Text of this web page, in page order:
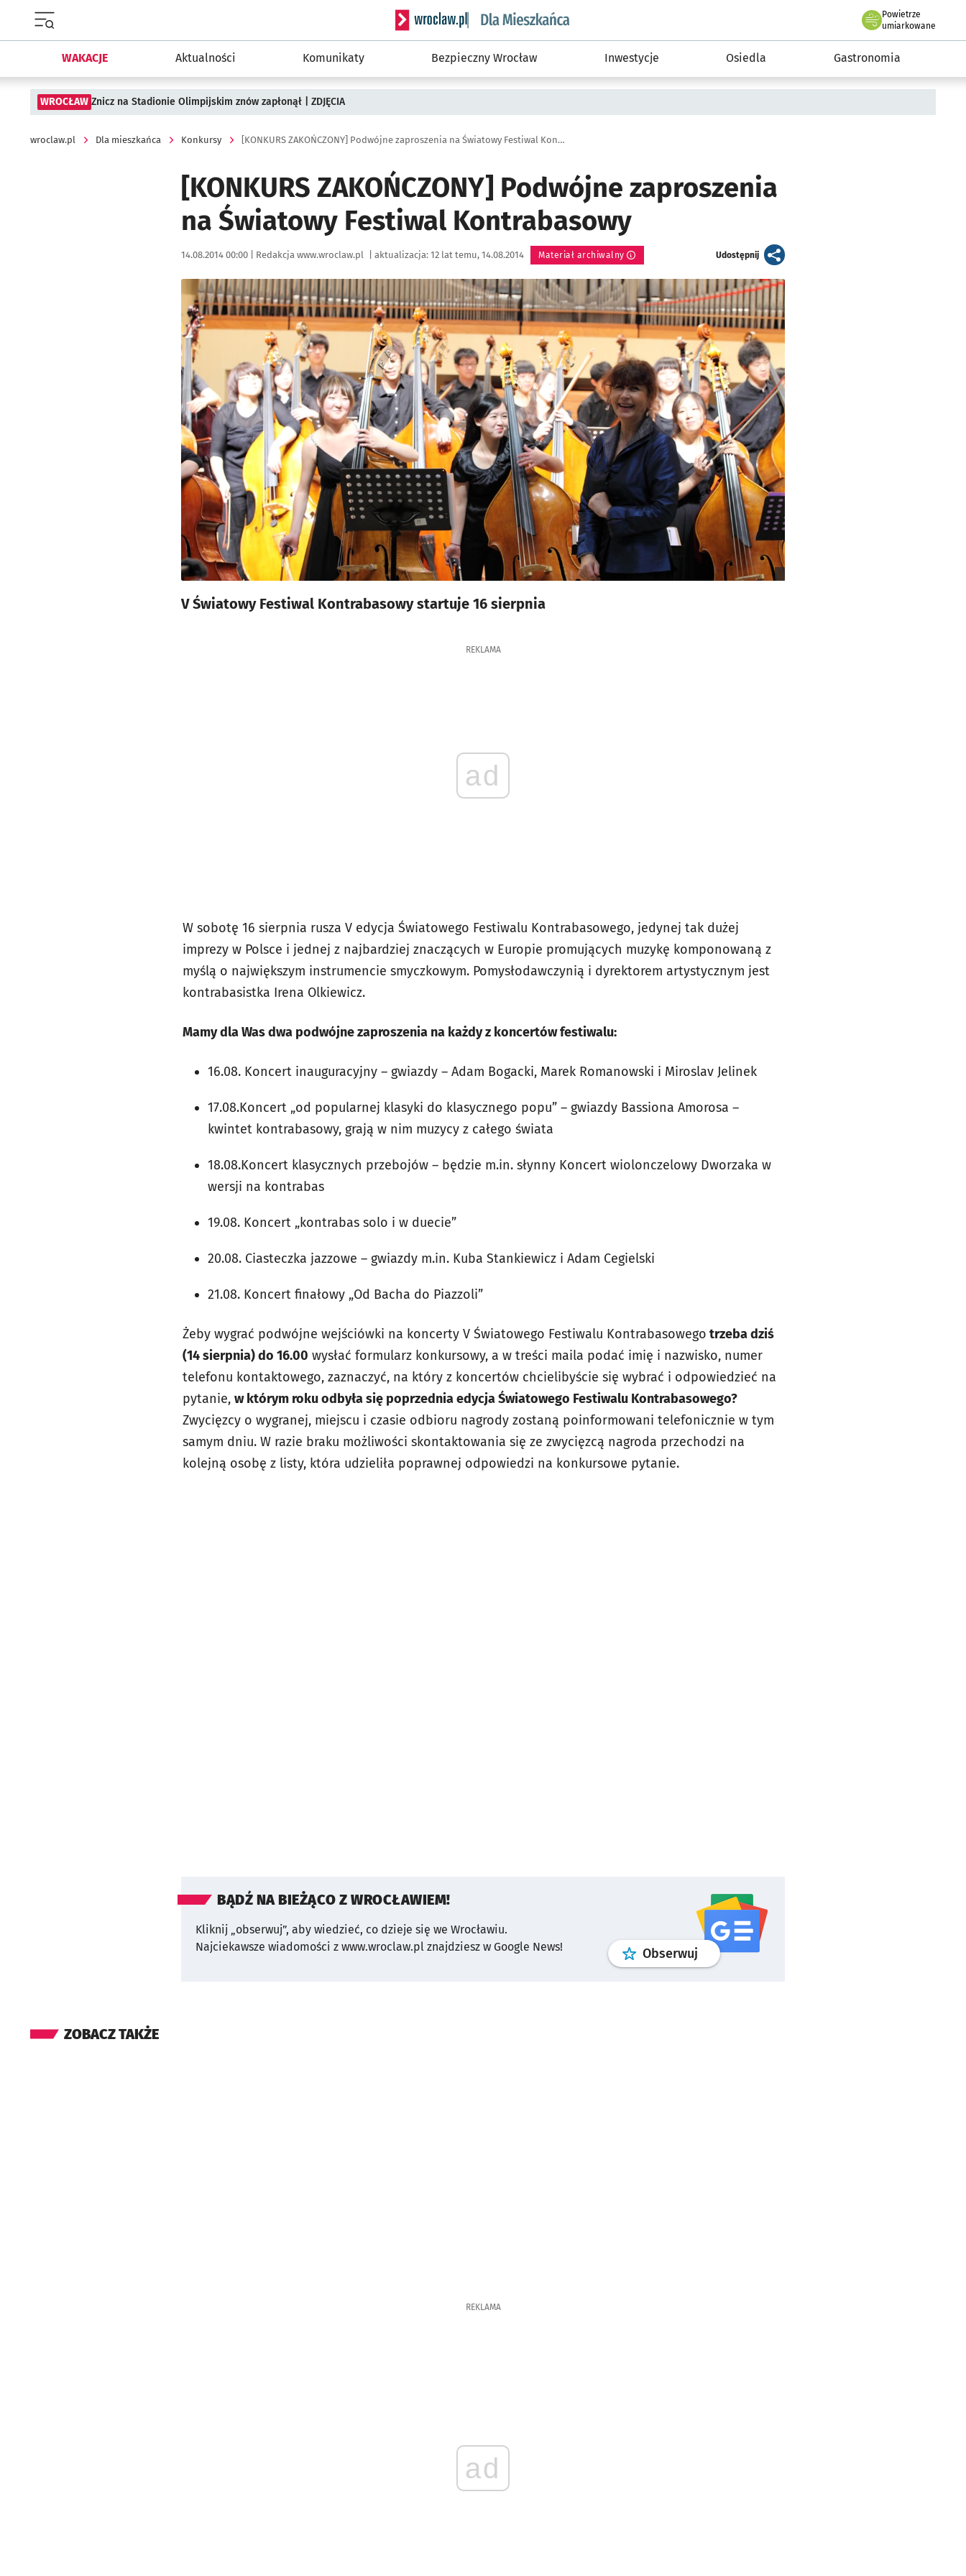
Serwis informacyjny wroclaw.pl podserwis: Dla mieszkańca
Powietrze
we Wrocławiu
umiarkowane
WAKACJE Aktualności Komunikaty Bezpieczny Wrocław Inwestycje Osiedla Gastronomia
WROCŁAW Znicz na Stadionie Olimpijskim znów zapłonął | ZDJĘCIA
wroclaw.pl Dla mieszkańca Konkursy [KONKURS ZAKOŃCZONY] Podwójne zaproszenia na Światowy Festiwal Kontrabasowy
[KONKURS ZAKOŃCZONY] Podwójne zaproszenia
na Światowy Festiwal Kontrabasowy
Data publikacji:
14.08.2014 00:00 | Autor:
Redakcja www.wroclaw.pl aktualizacja: 12 lat temu, 14.08.2014 Materiał archiwalny Udostępnijartykuł
Kliknij, aby powiększyć
V Światowy Festiwal Kontrabasowy startuje 16 sierpnia
REKLAMA
ad
W sobotę 16 sierpnia rusza V edycja Światowego Festiwalu Kontrabasowego, jedynej tak dużej
imprezy w Polsce i jednej z najbardziej znaczących w Europie promujących muzykę komponowaną z
myślą o największym instrumencie smyczkowym. Pomysłodawczynią i dyrektorem artystycznym jest
kontrabasistka Irena Olkiewicz.
Mamy dla Was dwa podwójne zaproszenia na każdy z koncertów festiwalu:
16.08. Koncert inauguracyjny – gwiazdy – Adam Bogacki, Marek Romanowski i Miroslav Jelinek
17.08.Koncert „od popularnej klasyki do klasycznego popu” – gwiazdy Bassiona Amorosa –
kwintet kontrabasowy, grają w nim muzycy z całego świata
18.08.Koncert klasycznych przebojów – będzie m.in. słynny Koncert wiolonczelowy Dworzaka w
wersji na kontrabas
19.08. Koncert „kontrabas solo i w duecie”
20.08. Ciasteczka jazzowe – gwiazdy m.in. Kuba Stankiewicz i Adam Cegielski
21.08. Koncert finałowy „Od Bacha do Piazzoli”
Żeby wygrać podwójne wejściówki na koncerty V Światowego Festiwalu Kontrabasowego trzeba dziś
(14 sierpnia) do 16.00 wysłać formularz konkursowy, a w treści maila podać imię i nazwisko, numer
telefonu kontaktowego, zaznaczyć, na który z koncertów chcielibyście się wybrać i odpowiedzieć na
pytanie, w którym roku odbyła się poprzednia edycja Światowego Festiwalu Kontrabasowego?
Zwycięzcy o wygranej, miejscu i czasie odbioru nagrody zostaną poinformowani telefonicznie w tym
samym dniu. W razie braku możliwości skontaktowania się ze zwycięzcą nagroda przechodzi na
kolejną osobę z listy, która udzieliła poprawnej odpowiedzi na konkursowe pytanie.
BĄDŹ NA BIEŻĄCO Z WROCŁAWIEM!
Kliknij „obserwuj”, aby wiedzieć, co dzieje się we Wrocławiu.
Najciekawsze wiadomości z www.wroclaw.pl znajdziesz w Google News!
Obserwuj profilgoogle news
ZOBACZ TAKŻE
REKLAMA
ad